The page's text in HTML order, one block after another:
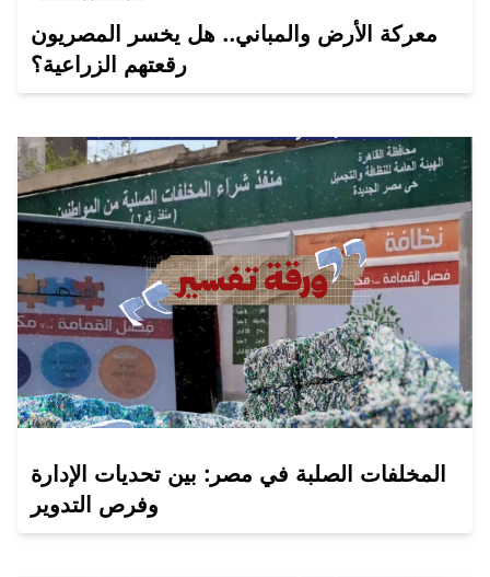
معركة الأرض والمباني.. هل يخسر المصريون
رقعتهم الزراعية؟
المخلفات الصلبة في مصر: بين تحديات الإدارة
وفرص التدوير